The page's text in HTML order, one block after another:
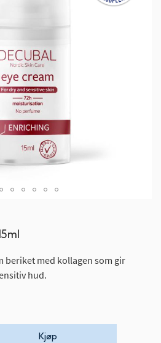
beriket med kollagen som gir
hud.
Kjøp